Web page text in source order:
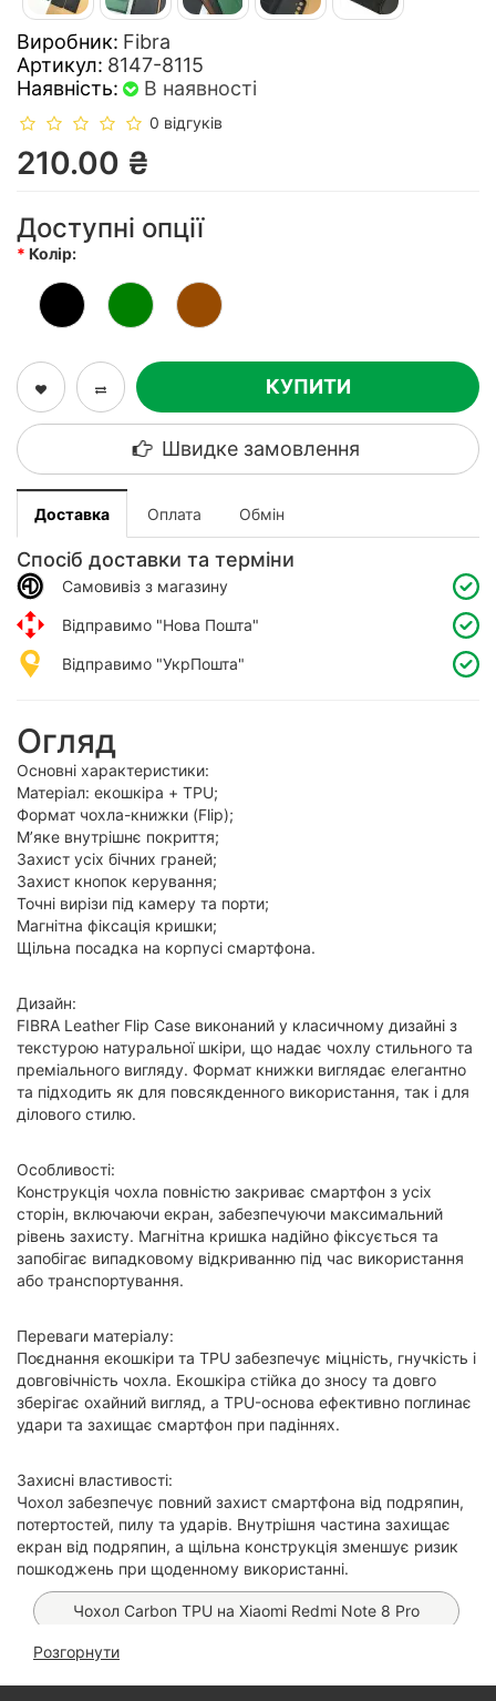
Виробник: Fibra
Артикул: 8147-8115
Наявність:
В наявності
0 відгуків
210.00 ₴
Доступні опції
Колір:
КУПИТИ
Швидке замовлення
Доставка Оплата Обмін
Спосіб доставки та терміни
Самовивіз з магазину
Відправимо "Нова Пошта"
Відправимо "УкрПошта"
Огляд
Основні характеристики:
Матеріал: екошкіра + TPU;
Формат чохла-книжки (Flip);
М’яке внутрішнє покриття;
Захист усіх бічних граней;
Захист кнопок керування;
Точні вирізи під камеру та порти;
Магнітна фіксація кришки;
Щільна посадка на корпусі смартфона.
Дизайн:
FIBRA Leather Flip Case виконаний у класичному дизайні з
текстурою натуральної шкіри, що надає чохлу стильного та
преміального вигляду. Формат книжки виглядає елегантно
та підходить як для повсякденного використання, так і для
ділового стилю.
Особливості:
Конструкція чохла повністю закриває смартфон з усіх
сторін, включаючи екран, забезпечуючи максимальний
рівень захисту. Магнітна кришка надійно фіксується та
запобігає випадковому відкриванню під час використання
або транспортування.
Переваги матеріалу:
Поєднання екошкіри та TPU забезпечує міцність, гнучкість і
довговічність чохла. Екошкіра стійка до зносу та довго
зберігає охайний вигляд, а TPU-основа ефективно поглинає
удари та захищає смартфон при падіннях.
Захисні властивості:
Чохол забезпечує повний захист смартфона від подряпин,
потертостей, пилу та ударів. Внутрішня частина захищає
екран від подряпин, а щільна конструкція зменшує ризик
пошкоджень при щоденному використанні.
Чохол Carbon TPU на Xiaomi Redmi Note 8 Pro
Чохол Leather Book на Xiaomi Redmi Note 8 Pro
Розгорнути